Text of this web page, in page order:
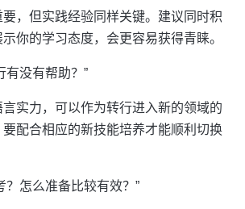
，但实践经验同样关键。建议同时积
你的学习态度，会更容易获得青睐。
有没有帮助？”
实力，可以作为转行进入新的领域的
配合相应的新技能培养才能顺利切换
？怎么准备比较有效？”